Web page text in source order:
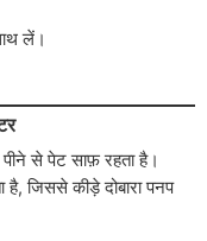
लें।
से पेट साफ़ रहता है।
जिससे कीड़े दोबारा पनप